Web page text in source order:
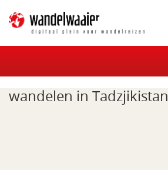
wandelen in Tadzjikistan